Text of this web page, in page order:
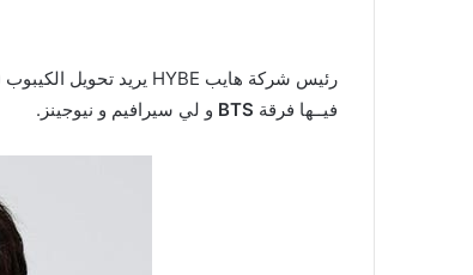
فيــها فرقة BTS و لي سيرافيم و نيوجينز.